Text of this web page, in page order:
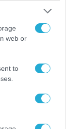
web or
to
Τουρκίας,
Ριάντ και